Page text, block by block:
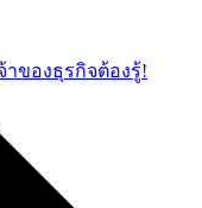
าของธุรกิจต้องรู้!